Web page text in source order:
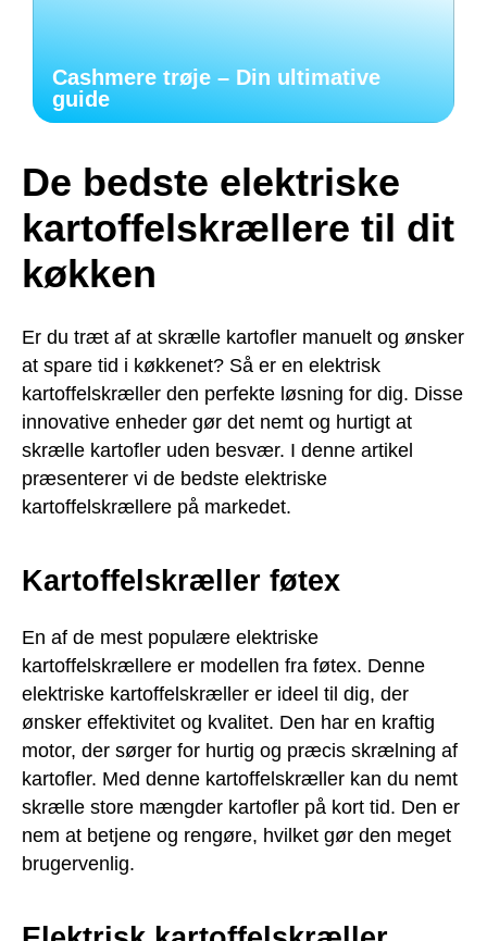
Cashmere trøje – Din ultimative
guide
De bedste elektriske
kartoffelskrællere til dit
køkken
Er du træt af at skrælle kartofler manuelt og ønsker
at spare tid i køkkenet? Så er en elektrisk
kartoffelskræller den perfekte løsning for dig. Disse
innovative enheder gør det nemt og hurtigt at
skrælle kartofler uden besvær. I denne artikel
præsenterer vi de bedste elektriske
kartoffelskrællere på markedet.
Kartoffelskræller føtex
En af de mest populære elektriske
kartoffelskrællere er modellen fra føtex. Denne
elektriske kartoffelskræller er ideel til dig, der
ønsker effektivitet og kvalitet. Den har en kraftig
motor, der sørger for hurtig og præcis skrælning af
kartofler. Med denne kartoffelskræller kan du nemt
skrælle store mængder kartofler på kort tid. Den er
nem at betjene og rengøre, hvilket gør den meget
brugervenlig.